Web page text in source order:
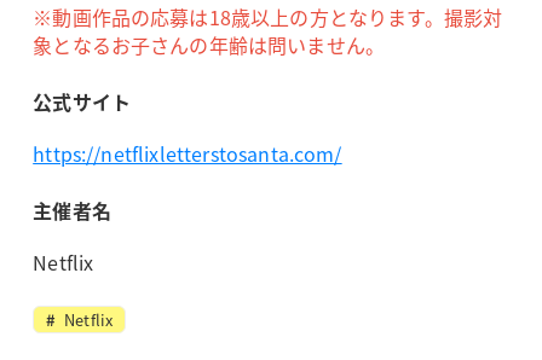
※動画作品の応募は18歳以上の方となります。撮影対
象となるお子さんの年齢は問いません。
公式サイト
https://netflixletterstosanta.com/
主催者名
Netflix
Netflix